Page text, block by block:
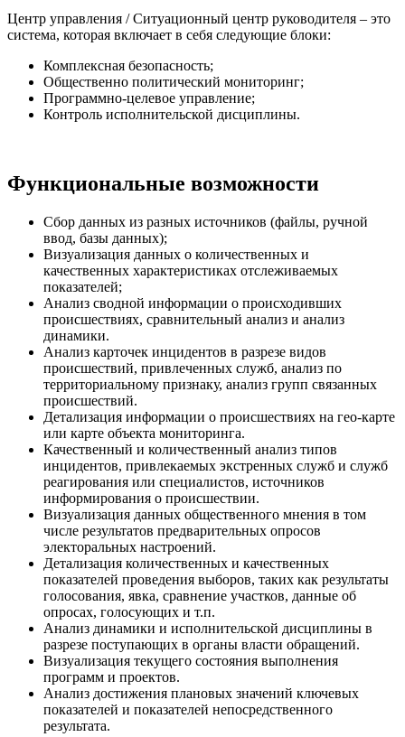
Центр управления / Ситуационный центр руководителя – это
система, которая включает в себя следующие блоки:
Комплексная безопасность;
Общественно политический мониторинг;
Программно-целевое управление;
Контроль исполнительской дисциплины.
Функциональные возможности
Сбор данных из разных источников (файлы, ручной
ввод, базы данных);
Визуализация данных о количественных и
качественных характеристиках отслеживаемых
показателей;
Анализ сводной информации о происходивших
происшествиях, сравнительный анализ и анализ
динамики.
Анализ карточек инцидентов в разрезе видов
происшествий, привлеченных служб, анализ по
территориальному признаку, анализ групп связанных
происшествий.
Детализация информации о происшествиях на гео-карте
или карте объекта мониторинга.
Качественный и количественный анализ типов
инцидентов, привлекаемых экстренных служб и служб
реагирования или специалистов, источников
информирования о происшествии.
Визуализация данных общественного мнения в том
числе результатов предварительных опросов
электоральных настроений.
Детализация количественных и качественных
показателей проведения выборов, таких как результаты
голосования, явка, сравнение участков, данные об
опросах, голосующих и т.п.
Анализ динамики и исполнительской дисциплины в
разрезе поступающих в органы власти обращений.
Визуализация текущего состояния выполнения
программ и проектов.
Анализ достижения плановых значений ключевых
показателей и показателей непосредственного
результата.